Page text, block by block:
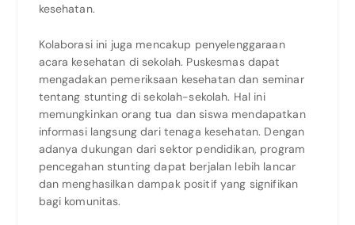
kesehatan.
Kolaborasi ini juga mencakup penyelenggaraan
acara kesehatan di sekolah. Puskesmas dapat
mengadakan pemeriksaan kesehatan dan seminar
tentang stunting di sekolah-sekolah. Hal ini
memungkinkan orang tua dan siswa mendapatkan
informasi langsung dari tenaga kesehatan. Dengan
adanya dukungan dari sektor pendidikan, program
pencegahan stunting dapat berjalan lebih lancar
dan menghasilkan dampak positif yang signifikan
bagi komunitas.